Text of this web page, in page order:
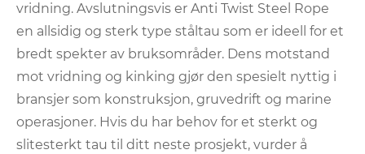
vridning. Avslutningsvis er Anti Twist Steel Rope
en allsidig og sterk type ståltau som er ideell for et
bredt spekter av bruksområder. Dens motstand
mot vridning og kinking gjør den spesielt nyttig i
bransjer som konstruksjon, gruvedrift og marine
operasjoner. Hvis du har behov for et sterkt og
slitesterkt tau til ditt neste prosjekt, vurder å